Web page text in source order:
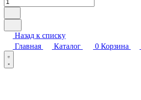
Назад к списку
Главная
Каталог 0 Корзина